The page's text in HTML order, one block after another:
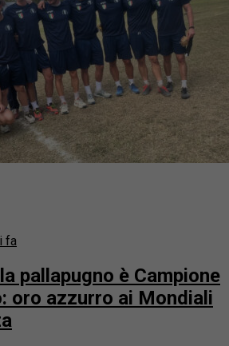
fa
pallapugno è Campione
oro azzurro ai Mondiali